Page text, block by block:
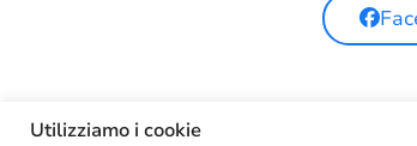
Utilizziamo i cookie